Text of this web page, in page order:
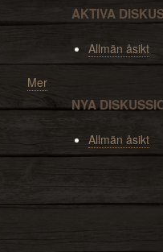
Mer
AKTIVA
Allmän åsikt
NYA
Allmän åsikt